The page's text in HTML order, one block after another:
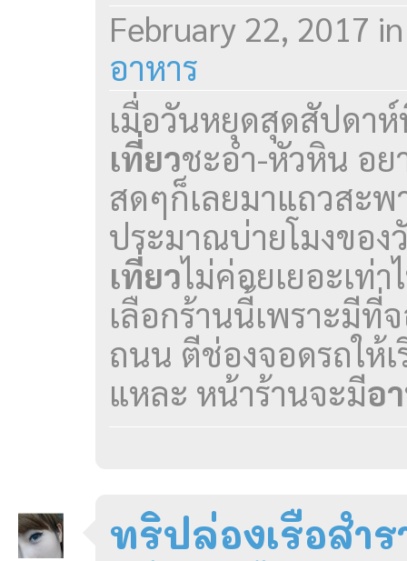
February 22, 2017
อาหาร
เมื่อวันหยุดสุดสัปดา
เที่ยวชะอำ-หัวหิน อย
สดๆก็เลยมาแถวสะพ
ประมาณบ่ายโมงขอ
เที่ยวไม่ค่อยเยอะเท่
เลือกร้านนี้เพราะมีที่
ถนน ตีช่องจอดรถให้
แหละ หน้าร้านจะมีอ
ทริปล่องเรือสํา